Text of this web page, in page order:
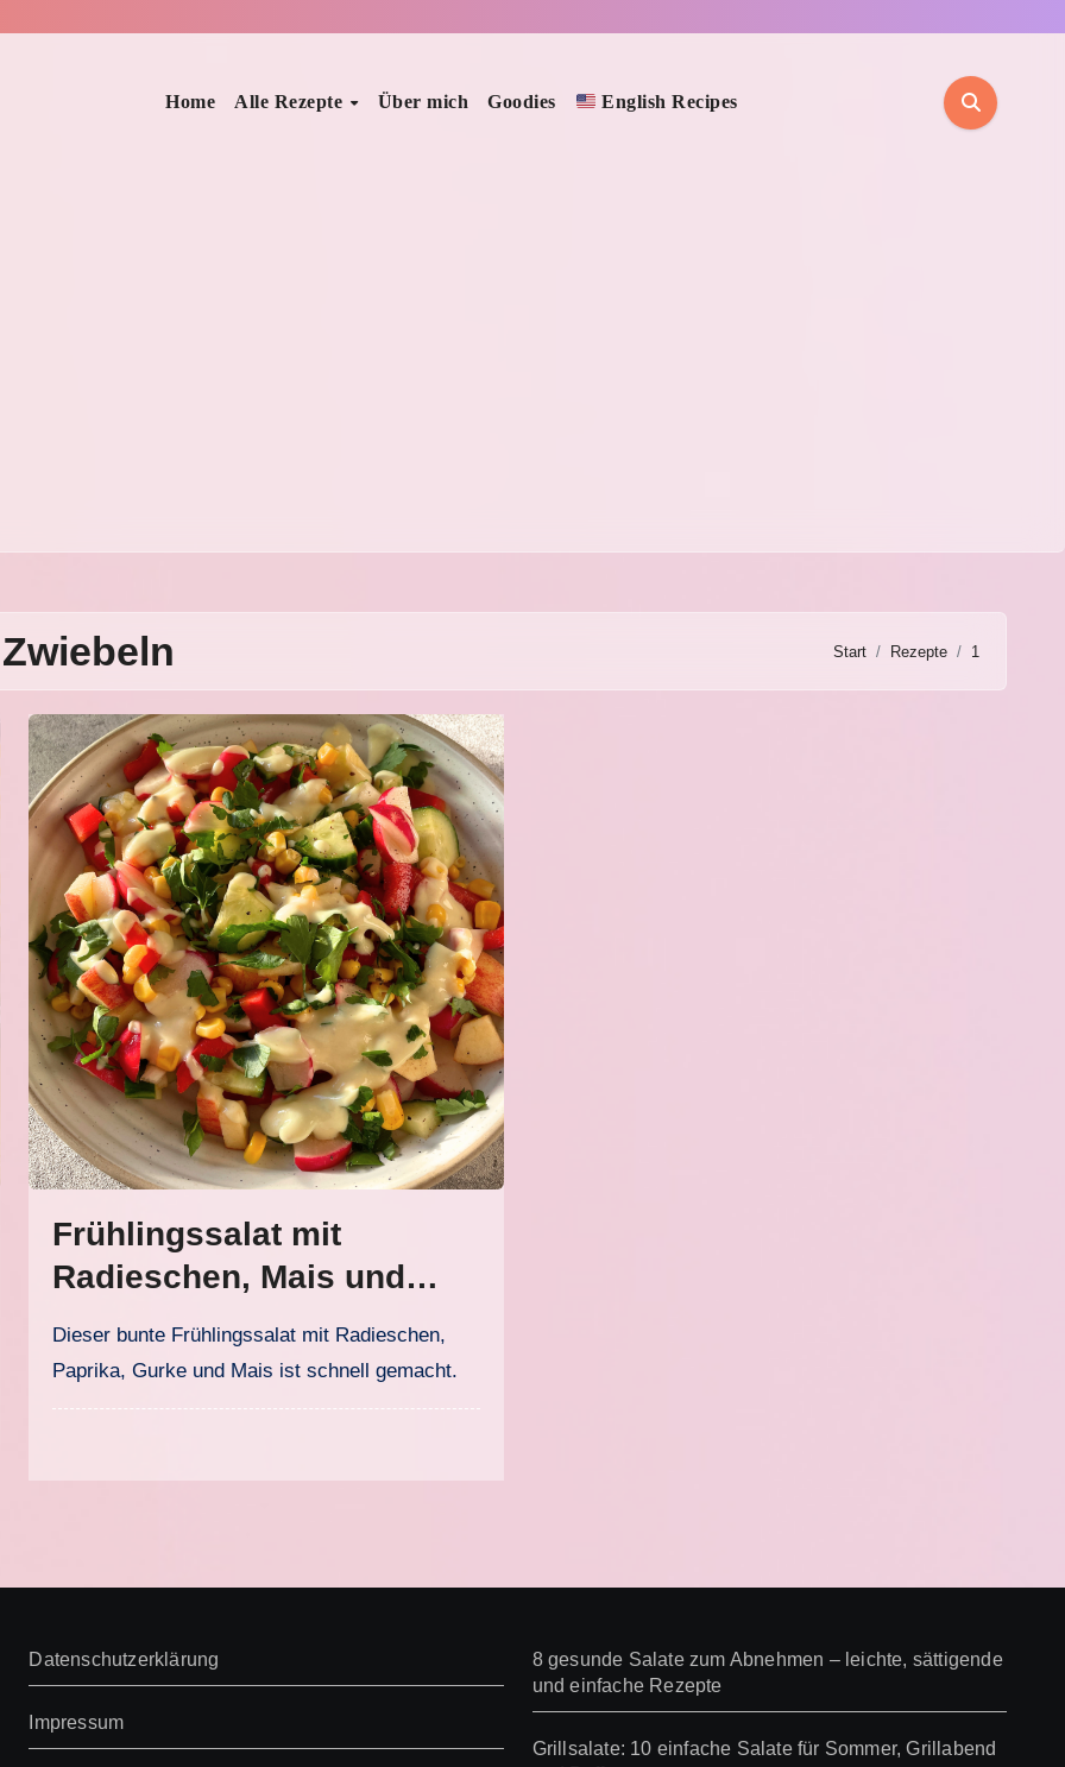
Home Alle Rezepte Über mich Goodies English Recipes
Start Rezepte 1
Frühlingssalat mit
Radieschen, Mais und
Joghurt-Senf-Dressing
Dieser bunte Frühlingssalat mit Radieschen,
Paprika, Gurke und Mais ist schnell gemacht.
Datenschutzerklärung
Impressum
8 gesunde Salate zum Abnehmen – leichte, sättigende
und einfache Rezepte
Grillsalate: 10 einfache Salate für Sommer, Grillabend